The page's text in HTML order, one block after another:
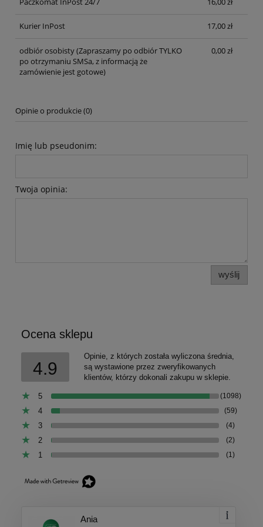
Kurier InPost 17,00 zł
odbiór osobisty(Zapraszamy po odbiór TYLKO
po otrzymaniu SMSa, z informacją że
zamówienie jest gotowe)
0,00 zł
Opinie o produkcie (0)
Imię lub pseudonim:
Twoja opinia:
wyślij
Ocena sklepu
4.9
Opinie, z których została wyliczona średnia,
są wystawione przez zweryfikowanych
klientów, którzy dokonali zakupu w sklepie.
5 (1098)
4 (59)
3 (4)
2 (2)
1 (1)
Ania